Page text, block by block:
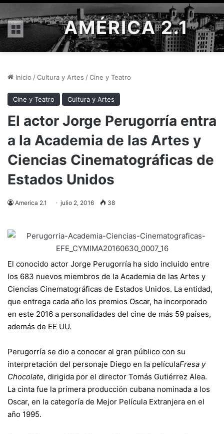
Menú AMÉRICA 2.1
Inicio /Cultura y Artes /Cine y Teatro
Cine y Teatro Cultura y Artes
El actor Jorge Perugorría entra
a la Academia de las Artes y
Ciencias Cinematográficas de
Estados Unidos
America 2.1 julio 2, 2016 38
El conocido actor Jorge Perugorría ha sido incluido entre
los 683 nuevos miembros de la Academia de las Artes y
Ciencias Cinematográficas de Estados Unidos. La entidad,
que entrega cada año los premios Oscar, ha incorporado
en este 2016 a personalidades del cine de más 59 países,
además de EE UU.
Perugorría se dio a conocer al gran público con su
interpretación del personaje Diego en la películaFresa y
Chocolate, dirigida por el director Tomás Gutiérrez Alea.
La cinta fue la primera producción cubana nominada a los
Oscar, en la categoría de Mejor Película Extranjera en el
año 1995.